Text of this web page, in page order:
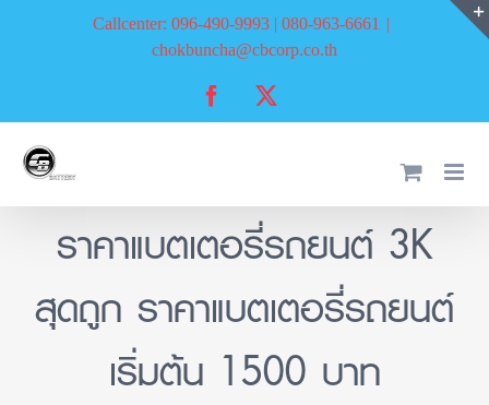
Callcenter: 096-490-9993 | 080-963-6661 |
chokbuncha@cbcorp.co.th
Facebook
ราคาแบตเตอรี่รถยนต์ 3K
สุดถูก ราคาแบตเตอรี่รถยนต์
เริ่มต้น 1500 บาท